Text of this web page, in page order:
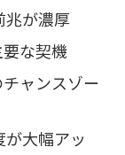
兆が濃厚
な契機
ャンスゾー
大幅アッ